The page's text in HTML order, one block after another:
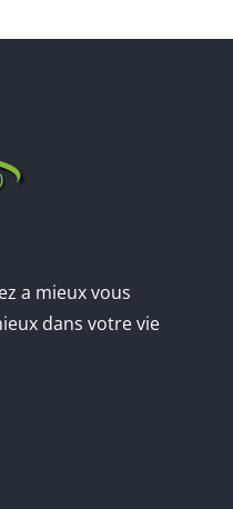
a mieux vous
dans votre vie